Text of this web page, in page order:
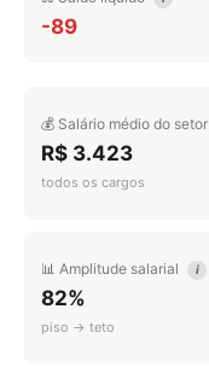
-89
💰 Salário médio do setor
R$ 3.423
todos os cargos
📊 Amplitude salarial i
82%
piso → teto